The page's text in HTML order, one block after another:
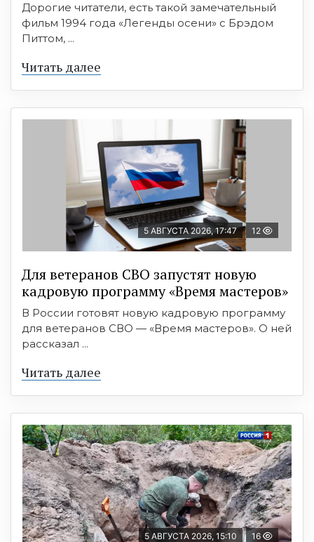
Дорогие читатели, есть такой замечательный
фильм 1994 года «Легенды осени» с Брэдом
Питтом, ...
Читать далее
5 АВГУСТА 2026, 17:47 12
Для ветеранов СВО запустят новую
кадровую программу «Время мастеров»
В России готовят новую кадровую программу
для ветеранов СВО — «Время мастеров». О ней
рассказал ...
Читать далее
5 АВГУСТА 2026, 15:10 16